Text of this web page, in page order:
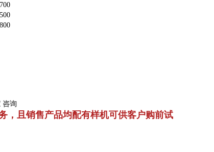
咨询
， 且销售产品均配有样机可供客户购前试